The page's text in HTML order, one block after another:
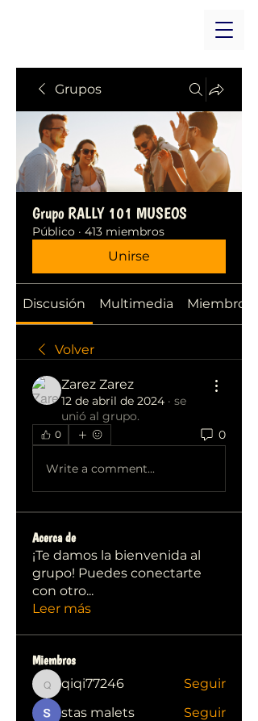
Grupos
Grupo RALLY 101 MUSEOS
Público · 413 miembros
Unirse
Discusión Multimedia Miembros
Volver
Zarez Zarez
12 de abril de 2024 · se
unió al grupo.
0 0
Write a comment...
Acerca de
¡Te damos la bienvenida al
grupo! Puedes conectarte
con otro...
Leer más
Miembros
qiqi77246
qiqi77246
Seguir
stas malets
Seguir